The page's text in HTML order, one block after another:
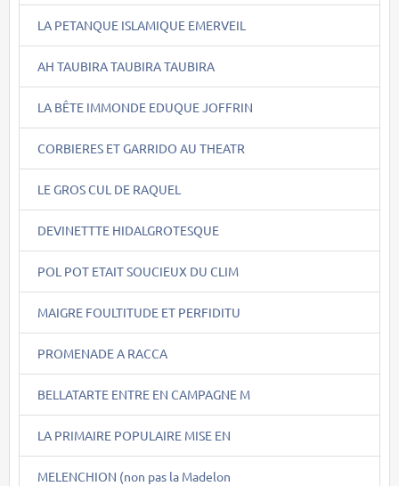
LA PETANQUE ISLAMIQUE EMERVEIL
AH TAUBIRA TAUBIRA TAUBIRA
LA BÊTE IMMONDE EDUQUE JOFFRIN
CORBIERES ET GARRIDO AU THEATR
LE GROS CUL DE RAQUEL
DEVINETTTE HIDALGROTESQUE
POL POT ETAIT SOUCIEUX DU CLIM
MAIGRE FOULTITUDE ET PERFIDITU
PROMENADE A RACCA
BELLATARTE ENTRE EN CAMPAGNE M
LA PRIMAIRE POPULAIRE MISE EN
MELENCHION (non pas la Madelon